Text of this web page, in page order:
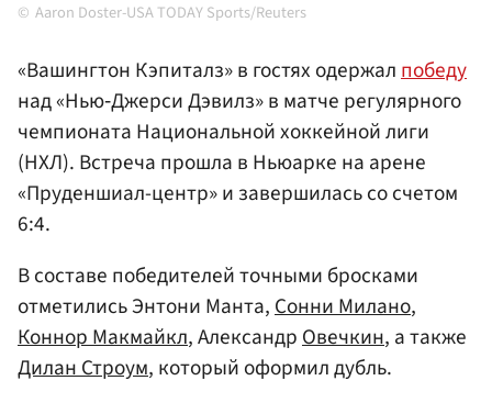
Aaron Doster-USA TODAY Sports/Reuters
«Вашингтон Кэпиталз» в гостях одержалпобеду
над «Нью‑Джерси Дэвилз» в матче регулярного
чемпионата Национальной хоккейной лиги
(НХЛ). Встреча прошла в Ньюарке на арене
«Пруденшиал-центр» и завершилась со счетом
6:4.
В составе победителей точными бросками
отметились Энтони Манта,Сонни Милано,
Коннор Макмайкл, АлександрОвечкин, а также
Дилан Строум, который оформил дубль.